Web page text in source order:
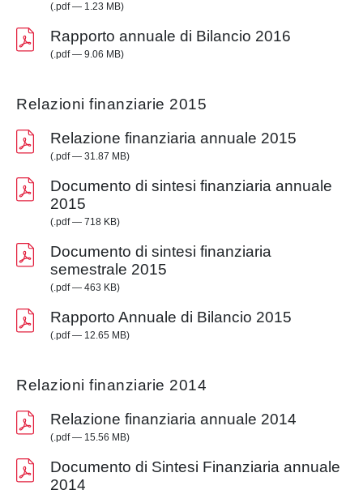
(.pdf — 1.23 MB)
Rapporto annuale di Bilancio 2016
(.pdf — 9.06 MB)
Relazioni finanziarie 2015
Relazione finanziaria annuale 2015
(.pdf — 31.87 MB)
Documento di sintesi finanziaria annuale
2015
(.pdf — 718 KB)
Documento di sintesi finanziaria
semestrale 2015
(.pdf — 463 KB)
Rapporto Annuale di Bilancio 2015
(.pdf — 12.65 MB)
Relazioni finanziarie 2014
Relazione finanziaria annuale 2014
(.pdf — 15.56 MB)
Documento di Sintesi Finanziaria annuale
2014